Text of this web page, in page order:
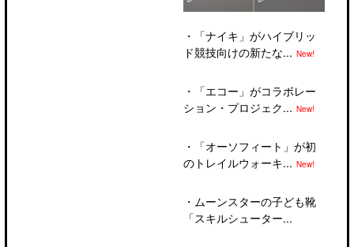
・
「ナイキ」がハイブリッ
ド競技向けの新たな... New!
・
「エコー」がコラボレー
ション・プロジェク... New!
・
「オーソフィート」が初
のトレイルウォーキ... New!
・ ムーンスターの子ども靴
「スキルシューター...